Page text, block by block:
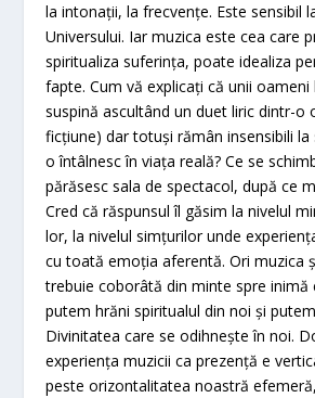
la intonații, la frecvențe. Este sensibil
Universului. Iar muzica este cea care
spiritualiza suferința, poate idealiza
fapte. Cum vă explicați că unii oameni
suspină ascultând un duet liric dintr-o
ficțiune) dar totuși rămân insensibili
o întâlnesc în viața reală? Ce se
părăsesc sala de spectacol, după ce
Cred că răspunsul îl găsim la nivelul
lor, la nivelul simțurilor unde
cu toată emoția aferentă. Ori muzica
trebuie coborâtă din minte spre inimă
putem hrăni spiritualul din noi și
Divinitatea care se odihnește în noi.
experiența muzicii ca prezență e
peste orizontalitatea noastră